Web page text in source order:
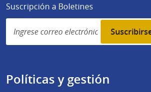
Suscripción a Boletines
Simplenews
subscription
Políticas y gestión